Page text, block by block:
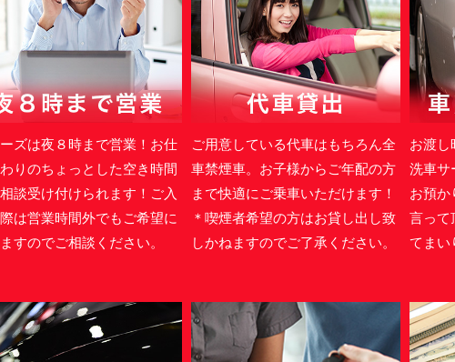
ズは夜８時まで営業！お仕
りのちょっとした空き時間
談受け付けられます！ご入
は営業時間外でもご希望に
すのでご相談ください。
ご用意している代車はもちろん全
車禁煙車。お子様からご年配の方
まで快適にご乗車いただけます！
＊喫煙者希望の方はお貸し出し致
しかねますのでご了承ください。
お渡し
洗車サ
お預か
言って
てまい